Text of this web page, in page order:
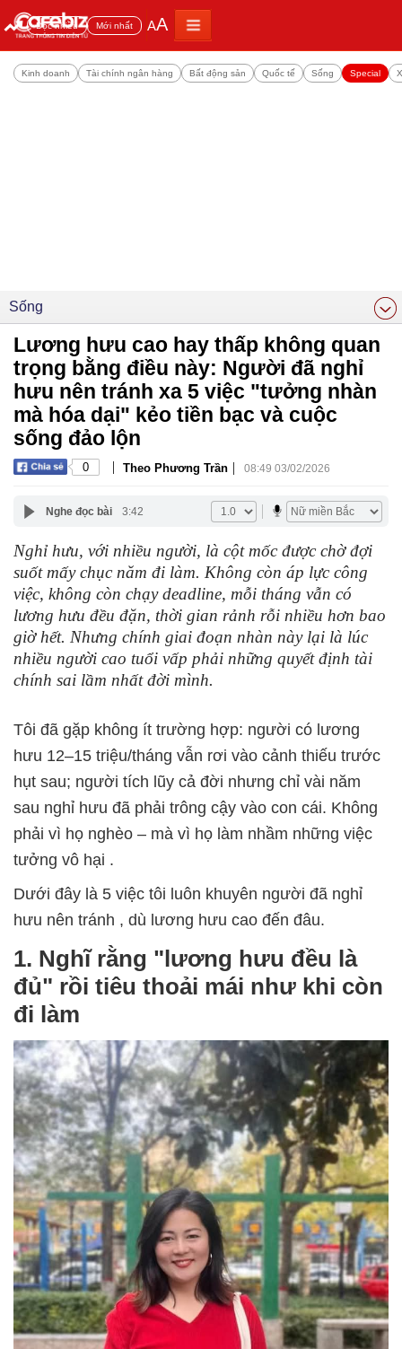
Đọc nhiều Mới nhất AA
Kinh doanh Tài chính ngân hàng Bất động sản Quốc tế Sống Special
Sống
Lương hưu cao hay thấp không quan
trọng bằng điều này: Người đã nghỉ
hưu nên tránh xa 5 việc "tưởng nhàn
mà hóa dại" kẻo tiền bạc và cuộc
sống đảo lộn
0 | Theo Phương Trần | 08:49 03/02/2026
Nghe đọc bài 3:42
Nghỉ hưu, với nhiều người, là cột mốc được chờ đợi
suốt mấy chục năm đi làm. Không còn áp lực công
việc, không còn chạy deadline, mỗi tháng vẫn có
lương hưu đều đặn, thời gian rảnh rỗi nhiều hơn bao
giờ hết. Nhưng chính giai đoạn nhàn này lại là lúc
nhiều người cao tuổi vấp phải những quyết định tài
chính sai lầm nhất đời mình.
Tôi đã gặp không ít trường hợp: người có lương
hưu 12–15 triệu/tháng vẫn rơi vào cảnh thiếu trước
hụt sau; người tích lũy cả đời nhưng chỉ vài năm
sau nghỉ hưu đã phải trông cậy vào con cái. Không
phải vì họ nghèo – mà vì họ làm nhầm những việc
tưởng vô hại .
Dưới đây là 5 việc tôi luôn khuyên người đã nghỉ
hưu nên tránh , dù lương hưu cao đến đâu.
1. Nghĩ rằng "lương hưu đều là
đủ" rồi tiêu thoải mái như khi còn
đi làm